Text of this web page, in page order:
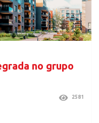
no grupo
2581